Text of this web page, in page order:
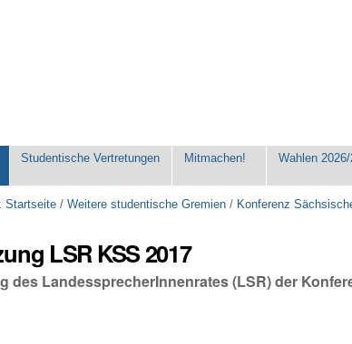
Studentische Vertretungen Mitmachen! Wahlen
Startseite /Weitere studentische Gremien / Konferenz
LSR KSS 2017
des LandessprecherInnenrates (LSR) der